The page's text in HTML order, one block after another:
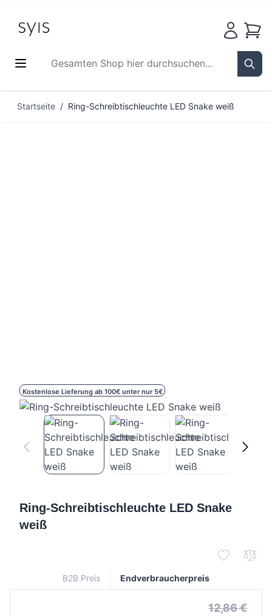
Gesamten Shop hier durchsuchen...
Startseite / Ring-Schreibtischleuchte LED Snake weiß
Kostenlose Lieferung ab 100€ unter nur 5€
Ring-Schreibtischleuchte LED Snake
weiß
B2B Preis Endverbraucherpreis
12,86 €